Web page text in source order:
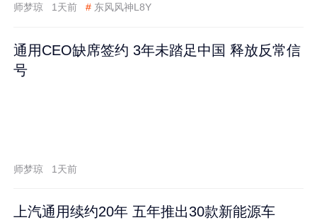
师梦琼 1天前 # 东风风神L8Y
通用CEO缺席签约 3年未踏足中国 释放反常信
号
师梦琼 1天前
上汽通用续约20年 五年推出30款新能源车